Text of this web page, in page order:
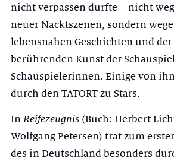
nicht verpassen durfte – nicht
neuer Nacktszenen, sondern
lebensnahen Geschichten und
berührenden Kunst der
Schauspielerinnen. Einige von
durch den TATORT zu Stars.
InReifezeugnis (Buch: Herbert
Wolfgang Petersen) trat zum
des in Deutschland besonders